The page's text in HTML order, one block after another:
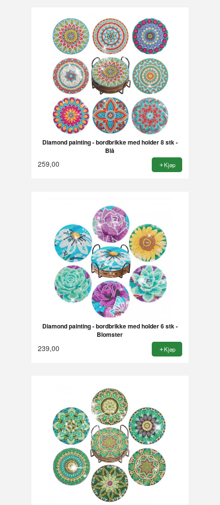
Diamond painting - bordbrikke med holder 8 stk -
Blå
259,00 Kjøp
Diamond painting - bordbrikke med holder 6 stk -
Blomster
239,00 Kjøp